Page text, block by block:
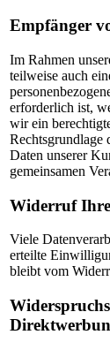
Empfänger
Im Rahmen
teilweise auch
erforderlich ist,
wir ein
Rechtsgrundlage
Daten unserer
gemeinsamen
Widerruf
Viele
erteilte
bleibt vom